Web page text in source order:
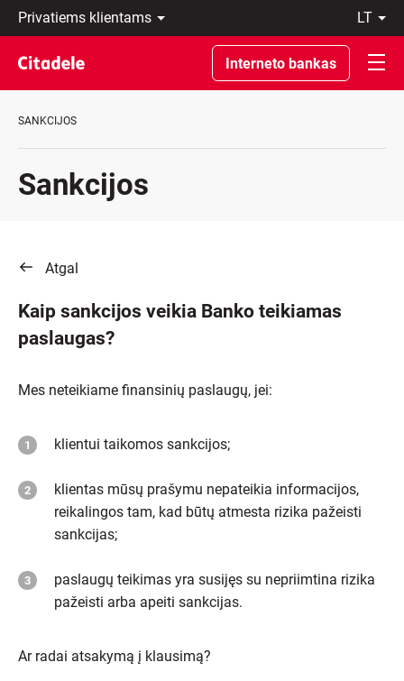
Privatiems
klientams
Verslo
klientams
Private
Apie
REWARDS
lt
LT
EN
Interneto bankas
SANKCIJOS
Sankcijos
Atgal
Kaip sankcijos veikia Banko teikiamas
paslaugas?
Mes neteikiame finansinių paslaugų, jei:
klientui taikomos sankcijos;
klientas mūsų prašymu nepateikia informacijos,
reikalingos tam, kad būtų atmesta rizika pažeisti
sankcijas;
paslaugų teikimas yra susijęs su nepriimtina rizika
pažeisti arba apeiti sankcijas.
Ar radai atsakymą į klausimą?